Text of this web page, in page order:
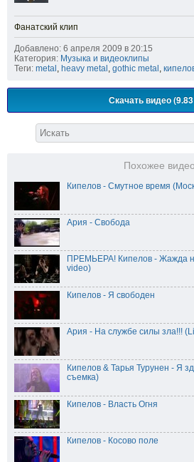
Фанатский клип
Добавлено: 6 апреля 2009 в 20:15
Категория: Музыка и видеоклипы
Теги: metal , heavy metal , gothic metal ,
Скачать видео
Похожее видео
Кипелов - Смутное время
Ария - Свобода
ПРЕМЬЕРА! Кипелов - Жажда
video)
Кипелов - Я свободен
Ария - На службе силы зла!!!
Кипелов & Тарья Турунен - Я
съемка)
Кипелов - Власть Огня
Кипелов - Косово поле